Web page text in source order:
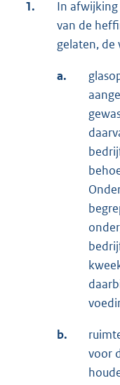
1.
In
van de
gelaten, de
a.
b.
voor